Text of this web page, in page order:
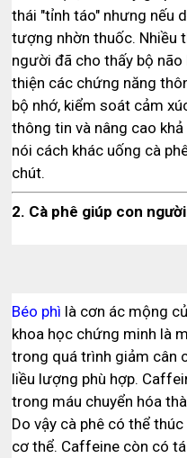
thái "tỉnh táo" nhưng nếu
tượng nhờn thuốc. Nhiều
người đã cho thấy bộ
thiện các chứng năng
bộ nhớ, kiểm soát cảm
thông tin và nâng cao
nói cách khác uống cà
chút.
2. Cà phê giúp con
Béo phì là cơn ác mộng
khoa học chứng minh là
trong quá trình giảm cân
liều lượng phù hợp.
trong máu chuyển hóa
Do vậy cà phê có thể
cơ thể. Caffeine còn có